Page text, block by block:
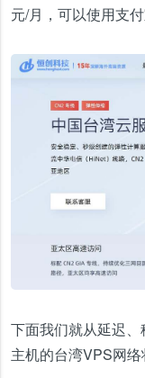
元/月，可以使用支
下面我们就从延迟
主机的台湾VPS网络